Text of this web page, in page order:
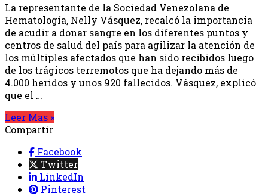
La representante de la Sociedad Venezolana de
Hematología, Nelly Vásquez, recalcó la importancia
de acudir a donar sangre en los diferentes puntos y
centros de salud del país para agilizar la atención de
los múltiples afectados que han sido recibidos luego
de los trágicos terremotos que ha dejando más de
4.000 heridos y unos 920 fallecidos. Vásquez, explicó
que el …
Leer Mas »
Compartir
Facebook
Twitter
LinkedIn
Pinterest